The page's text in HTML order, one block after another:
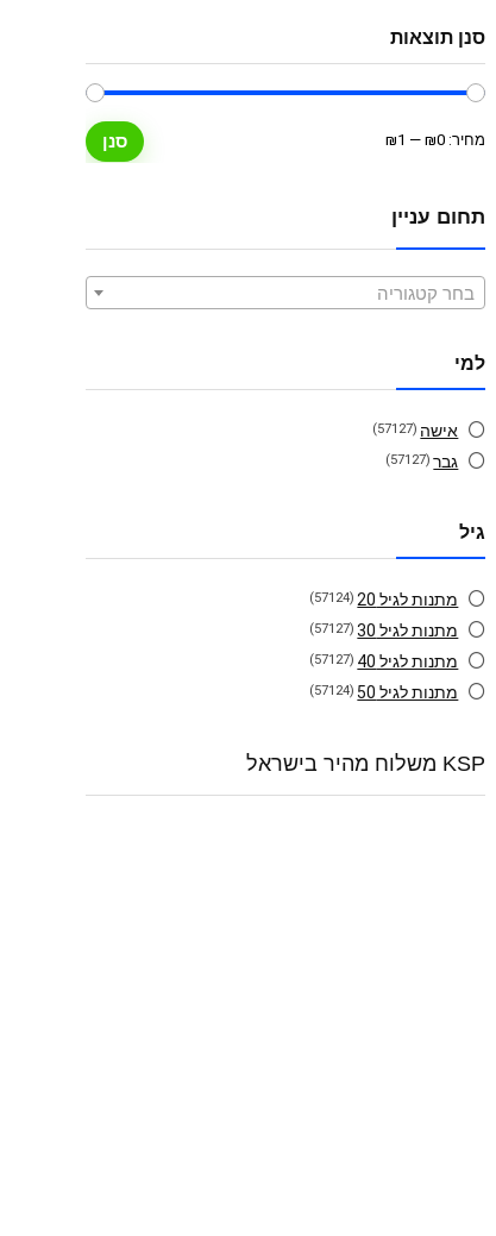
סנן תוצאות
מחיר
מחיר סנן מחיר: ₪0
—
₪1
תחום עניין
בחר קטגוריה
למי
אישה (57127)
גבר (57127)
גיל
מתנות לגיל 20 (57124)
מתנות לגיל 30 (57127)
מתנות לגיל 40 (57127)
מתנות לגיל 50 (57124)
KSP משלוח מהיר בישראל